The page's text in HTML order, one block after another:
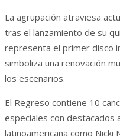
La agrupación atraviesa
tras el lanzamiento de su
representa el primer disco
simboliza una renovación
los escenarios.
El Regreso contiene 10
especiales con destacados
latinoamericana como Nicki